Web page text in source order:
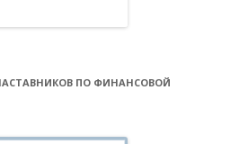
ПО ФИНАНСОВОЙ